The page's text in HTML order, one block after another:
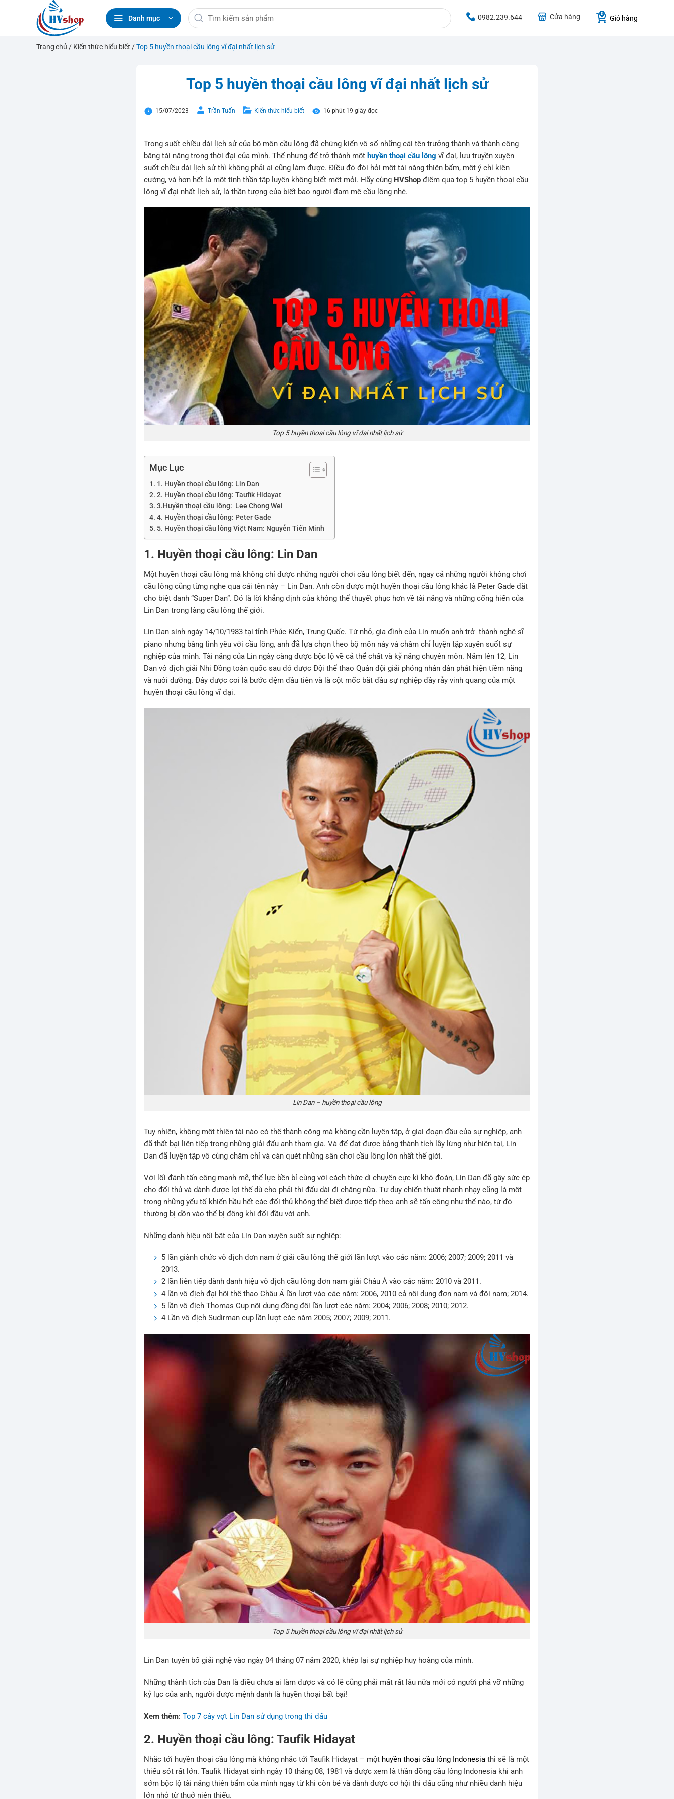
Danh mục
Tìm
kiếm:
0982.239.644 Cửa hàng Giỏ hàng
Trang chủ / Kiến thức hiểu biết /Top 5 huyền thoại cầu lông vĩ đại nhất lịch sử
Top 5 huyền thoại cầu lông vĩ đại nhất lịch sử
15/07/2023 Trần Tuấn Kiến thức hiểu biết 16 phút 19 giây đọc
Trong suốt chiều dài lịch sử của bộ môn cầu lông đã chứng kiến vô số những cái tên trưởng thành và thành công
bằng tài năng trong thời đại của mình. Thế nhưng để trở thành một huyền thoại cầu lông vĩ đại, lưu truyền xuyên
suốt chiều dài lịch sử thì không phải ai cũng làm được. Điều đó đòi hỏi một tài năng thiên bẩm, một ý chí kiên
cường, và hơn hết là một tinh thần tập luyện không biết mệt mỏi. Hãy cùng HVShop điểm qua top 5 huyền thoại cầu
lông vĩ đại nhất lịch sử, là thần tượng của biết bao người đam mê cầu lông nhé.
Top 5 huyền thoại cầu lông vĩ đại nhất lịch sử
Mục Lục
1. Huyền thoại cầu lông: Lin Dan
2. Huyền thoại cầu lông: Taufik Hidayat
3.Huyền thoại cầu lông: Lee Chong Wei
4. Huyền thoại cầu lông: Peter Gade
5. Huyền thoại cầu lông Việt Nam: Nguyễn Tiến Minh
1. Huyền thoại cầu lông: Lin Dan
Một huyền thoại cầu lông mà không chỉ được những người chơi cầu lông biết đến, ngay cả những người không chơi
cầu lông cũng từng nghe qua cái tên này – Lin Dan. Anh còn được một huyền thoại cầu lông khác là Peter Gade đặt
cho biệt danh “Super Dan”. Đó là lời khẳng định của không thể thuyết phục hơn về tài năng và những cống hiến của
Lin Dan trong làng cầu lông thế giới.
Lin Dan sinh ngày 14/10/1983 tại tỉnh Phúc Kiến, Trung Quốc. Từ nhỏ, gia đình của Lin muốn anh trở thành nghệ sĩ
piano nhưng bằng tình yêu với cầu lông, anh đã lựa chọn theo bộ môn này và chăm chỉ luyện tập xuyên suốt sự
nghiệp của mình. Tài năng của Lin ngày càng được bộc lộ về cả thể chất và kỹ năng chuyên môn. Năm lên 12, Lin
Dan vô địch giải Nhi Đồng toàn quốc sau đó được Đội thể thao Quân đội giải phóng nhân dân phát hiện tiềm năng
và nuôi dưỡng. Đây được coi là bước đệm đầu tiên và là cột mốc bắt đầu sự nghiệp đầy rẫy vinh quang của một
huyền thoại cầu lông vĩ đại.
Lin Dan – huyền thoại cầu lông
Tuy nhiên, không một thiên tài nào có thể thành công mà không cần luyện tập, ở giai đoạn đầu của sự nghiệp, anh
đã thất bại liên tiếp trong những giải đấu anh tham gia. Và để đạt được bảng thành tích lẫy lừng như hiện tại, Lin
Dan đã luyện tập vô cùng chăm chỉ và càn quét những sân chơi cầu lông lớn nhất thế giới.
Với lối đánh tấn công mạnh mẽ, thể lực bền bỉ cùng với cách thức di chuyển cực kì khó đoán, Lin Dan đã gây sức ép
cho đối thủ và dành được lợi thế dù cho phải thi đấu dài đi chăng nữa. Tư duy chiến thuật nhanh nhạy cũng là một
trong những yếu tố khiến hầu hết các đối thủ không thể biết được tiếp theo anh sẽ tấn công như thế nào, từ đó
thường bị dồn vào thế bị động khi đối đầu với anh.
Những danh hiệu nổi bật của Lin Dan xuyên suốt sự nghiệp:
5 lần giành chức vô địch đơn nam ở giải cầu lông thế giới lần lượt vào các năm: 2006; 2007; 2009; 2011 và
2013.
2 lần liên tiếp dành danh hiệu vô địch cầu lông đơn nam giải Châu Á vào các năm: 2010 và 2011.
4 lần vô địch đại hội thể thao Châu Á lần lượt vào các năm: 2006, 2010 cả nội dung đơn nam và đôi nam; 2014.
5 lần vô địch Thomas Cup nội dung đồng đội lần lượt các năm: 2004; 2006; 2008; 2010; 2012.
4 Lần vô địch Sudirman cup lần lượt các năm 2005; 2007; 2009; 2011.
Top 5 huyền thoại cầu lông vĩ đại nhất lịch sử
Lin Dan tuyên bố giải nghệ vào ngày 04 tháng 07 năm 2020, khép lại sự nghiệp huy hoàng của mình.
Những thành tích của Dan là điều chưa ai làm được và có lẽ cũng phải mất rất lâu nữa mới có người phá vỡ những
kỷ lục của anh, người được mệnh danh là huyền thoại bất bại!
Xem thêm: Top 7 cây vợt Lin Dan sử dụng trong thi đấu
2. Huyền thoại cầu lông: Taufik Hidayat
Nhắc tới huyền thoại cầu lông mà không nhắc tới Taufik Hidayat – một huyền thoại cầu lông Indonesia thì sẽ là một
thiếu sót rất lớn. Taufik Hidayat sinh ngày 10 tháng 08, 1981 và được xem là thần đồng cầu lông Indonesia khi anh
sớm bộc lộ tài năng thiên bẩm của mình ngay từ khi còn bé và dành được cơ hội thi đấu cũng như nhiều danh hiệu
lớn nhỏ từ thuở niên thiếu.